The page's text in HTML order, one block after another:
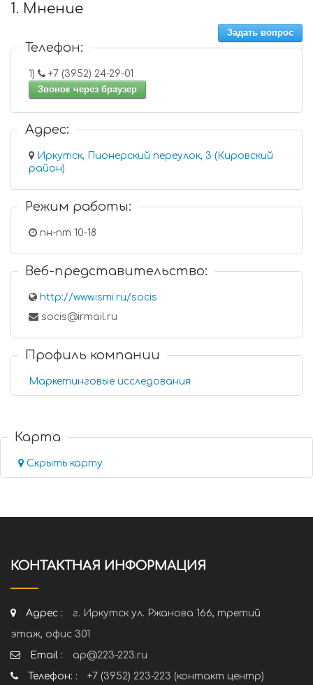
1. Мнение
Задать вопрос
Телефон:
1)
+7 (3952) 24-29-01
Звонок через браузер
Адрес:
Иркутск, Пионерский переулок, 3 (Кировский
район)
Режим работы:
пн-пт 10-18
Веб-представительство:
http://www.ismi.ru/socis
socis@irmail.ru
Профиль компании
Маркетинговые исследования
Карта
Скрыть карту
КОНТАКТНАЯ ИНФОРМАЦИЯ
Адрес :
г. Иркутск ул. Ржанова 166, третий
этаж, офис 301
Email :
ap@223-223.ru
Телефон: :
+7 (3952) 223-223 (контакт центр)